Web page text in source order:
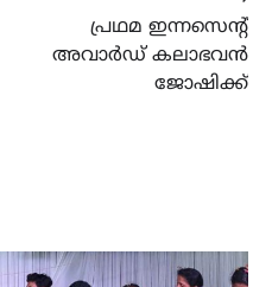
പ്രഥമ ഇന്നസെന്റ്
അവാര്‍ഡ് കലാഭവന്‍
ജോഷിക്ക്